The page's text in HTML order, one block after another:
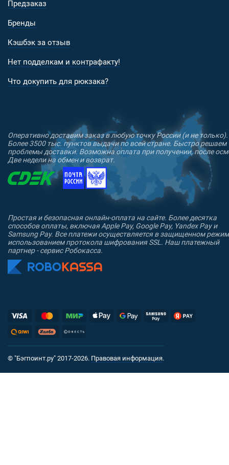
(многослойный) нейлон 6.6 51D;
Пластиковая фурнитура (фастексы, пряжки) -
Предзаказ
Бренды
Кэшбэк за отзыв
Нет подделкам и контрафакту!
Что докупить для рюкзака?
Оперативно доставим заказ в любую точку России (и не только).
Более 3500 тыс. пунктов выдачи по всей стране. Быстро решаем
проблемы доставки. Возможна оплата при получении, после
Две недели на обмен и возврат.
Простая и безопасная онлайн-оплата на сайте. Более десятка
способов оплаты, включая Apple Pay, Google Pay, Yandex Pay и
Samsung Pay. Все платежи осуществляется в защищенном
использованием протокола шифрования SSL. Наш платежный
партнер - сервис Робокасса.
© "Бэгпоинт.ру" 2017-2026. Правовая информация.